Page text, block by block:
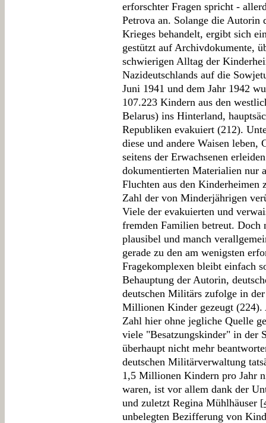
erforschter Fragen spricht -
Petrova an. Solange die Autorin
Krieges behandelt, ergibt sich
gestützt auf Archivdokumente,
schwierigen Alltag der
Nazideutschlands auf die
Juni 1941 und dem Jahr 1942
107.223 Kindern aus den
Belarus) ins Hinterland,
Republiken evakuiert (212).
diese und andere Waisen
seitens der Erwachsenen
dokumentierten Materialien nur
Fluchten aus den Kinderheimen
Zahl der von Minderjährigen
Viele der evakuierten und
fremden Familien betreut.
plausibel und manch
gerade zu den am wenigsten
Fragekomplexen bleibt einfach
Behauptung der Autorin,
deutschen Militärs zufolge in
Millionen Kinder gezeugt (224).
Zahl hier ohne jegliche Quelle
viele "Besatzungskinder" in der
überhaupt nicht mehr
deutschen Militärverwaltung
1,5 Millionen Kindern pro Jahr
waren, ist vor allem dank der
und zuletzt Regina Mühlhäuser [
unbelegten Bezifferung von